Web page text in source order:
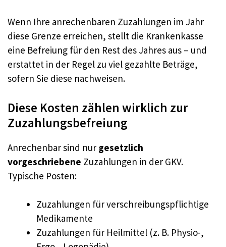
Wenn Ihre anrechenbaren Zuzahlungen im Jahr
diese Grenze erreichen, stellt die Krankenkasse
eine Befreiung für den Rest des Jahres aus – und
erstattet in der Regel zu viel gezahlte Beträge,
sofern Sie diese nachweisen.
Diese Kosten zählen wirklich zur
Zuzahlungsbefreiung
Anrechenbar sind nur gesetzlich
vorgeschriebene Zuzahlungen in der GKV.
Typische Posten:
Zuzahlungen für verschreibungspflichtige
Medikamente
Zuzahlungen für Heilmittel (z. B. Physio-,